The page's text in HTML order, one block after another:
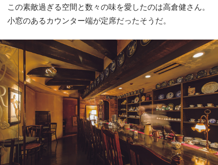
この素敵過ぎる空間と数々の味を愛したのは高倉健さん。
小窓のあるカウンター端が定席だったそうだ。